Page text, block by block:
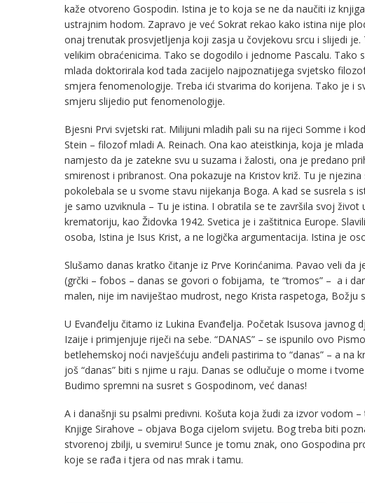
kaže otvoreno Gospodin. Istina je to koja se ne da naučiti iz
ustrajnim hodom. Zapravo je već Sokrat rekao kako istina nije
onaj trenutak prosvjetljenja koji zasja u čovjekovu srcu i slijedi
velikim obraćenicima. Tako se dogodilo i jednome Pascalu. Tako
mlada doktorirala kod tada zacijelo najpoznatijega svjetsko
smjera fenomenologije. Treba ići stvarima do korijena. Tako je i
smjeru slijedio put fenomenologije.
Bjesni Prvi svjetski rat. Milijuni mladih pali su na rijeci Somme i
Stein – filozof mladi A. Reinach. Ona kao ateistkinja, koja je
namjesto da je zatekne svu u suzama i žalosti, ona je predano
smirenost i pribranost. Ona pokazuje na Kristov križ. Tu je
pokolebala se u svome stavu nijekanja Boga. A kad se susrela s
je samo uzviknula – Tu je istina. I obratila se te završila svoj
krematoriju, kao Židovka 1942. Svetica je i zaštitnica Europe.
osoba, Istina je Isus Krist, a ne logička argumentacija. Istina je
Slušamo danas kratko čitanje iz Prve Korinćanima. Pavao veli
(grčki – fobos – danas se govori o fobijama, te “tromos” – a i
malen, nije im naviještao mudrost, nego Krista raspetoga, Božju
U Evanđelju čitamo iz Lukina Evanđelja. Početak Isusova javnog
Izaije i primjenjuje riječi na sebe. “DANAS” – se ispunilo ovo
betlehemskoj noći navješćuju anđeli pastirima to “danas” – a na
još “danas” biti s njime u raju. Danas se odlučuje o mome i
Budimo spremni na susret s Gospodinom, već danas!
A i današnji su psalmi predivni. Košuta koja žudi za izvor vodom
Knjige Sirahove – objava Boga cijelom svijetu. Bog treba biti
stvorenoj zbilji, u svemiru! Sunce je tomu znak, ono Gospodina
koje se rađa i tjera od nas mrak i tamu.